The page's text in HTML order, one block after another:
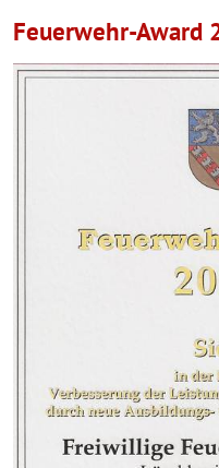
Feuerwehr-Award